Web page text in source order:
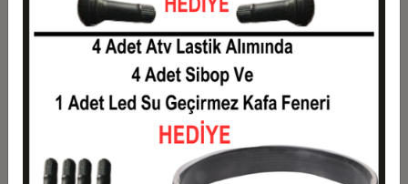
Taksit Taksit Tutarı
Toplam Tutar
1,10 TL
1,10 TL
0,55 TL
3
0,39 TL
1,18 TL
0,30 TL
5
0,24 TL
1,22 TL